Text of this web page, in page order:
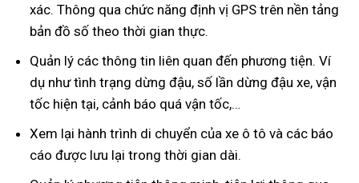
xác. Thông qua chức năng định vị GPS trên nền tảng
bản đồ số theo thời gian thực.
Quản lý các thông tin liên quan đến phương tiện. Ví
dụ như tình trạng dừng đậu, số lần dừng đậu xe, vận
tốc hiện tại, cảnh báo quá vận tốc,…
Xem lại hành trình di chuyển của xe ô tô và các báo
cáo được lưu lại trong thời gian dài.